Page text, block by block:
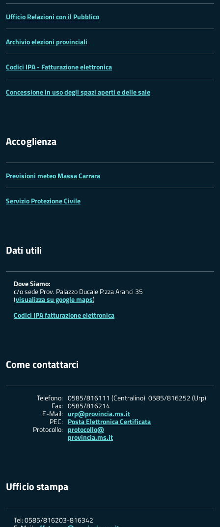
Ufficio Relazioni con il Pubblico
Archivio elezioni provinciali
Codici IPA - Fatturazione elettronica
Concessione in uso degli spazi aperti e delle sale
Accoglienza
Previsioni meteo Massa Carrara
Servizio Protezione Civile
Dati utili
Dove Siamo:
c/o sede Prov. Palazzo Ducale P.zza Aranci 35
(visualizza su google maps)
Codici IPA fatturazione elettronica
Come contattarci
Telefono: 0585/816111 (Centralino) 0585/816252 (Urp)
Fax: 0585/816214
E-Mail: urp@provincia.ms.it
PEC: Posta Elettronica Certificata
Protocollo: protocollo@
provincia.ms.it
Ufficio stampa
Tel: 0585/816203-816342